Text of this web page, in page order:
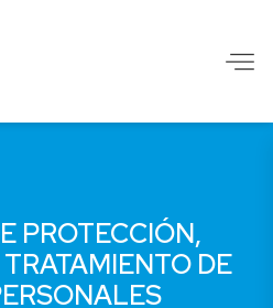
PROTECCIÓN,
DE